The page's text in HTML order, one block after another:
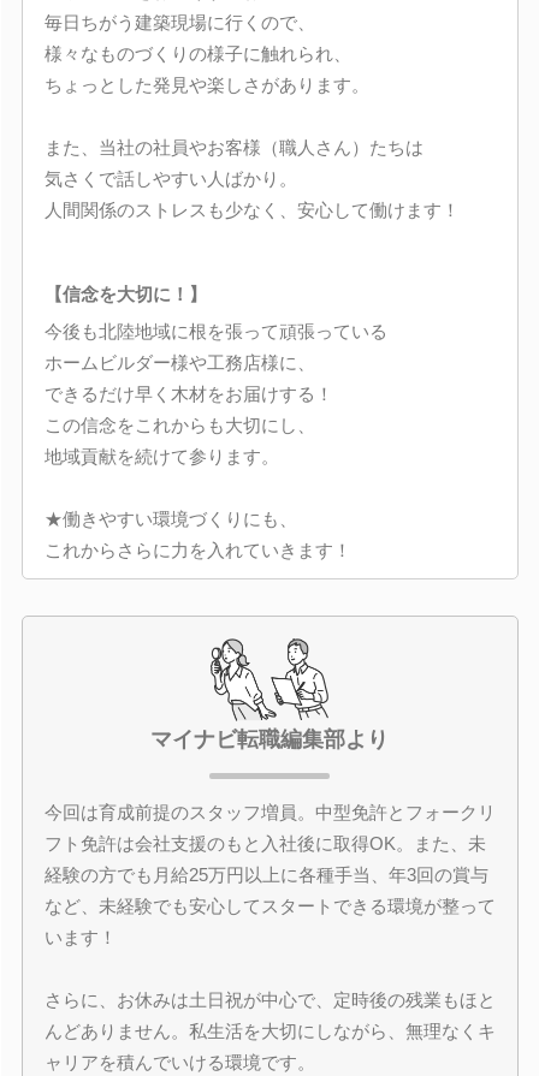
毎日ちがう建築現場に行くので、
様々なものづくりの様子に触れられ、
ちょっとした発見や楽しさがあります。
また、当社の社員やお客様（職人さん）たちは
気さくで話しやすい人ばかり。
人間関係のストレスも少なく、安心して働けます！
【信念を大切に！】
今後も北陸地域に根を張って頑張っている
ホームビルダー様や工務店様に、
できるだけ早く木材をお届けする！
この信念をこれからも大切にし、
地域貢献を続けて参ります。
★働きやすい環境づくりにも、
これからさらに力を入れていきます！
マイナビ転職編集部より
今回は育成前提のスタッフ増員。中型免許とフォークリ
フト免許は会社支援のもと入社後に取得OK。また、未
経験の方でも月給25万円以上に各種手当、年3回の賞与
など、未経験でも安心してスタートできる環境が整って
います！
さらに、お休みは土日祝が中心で、定時後の残業もほと
んどありません。私生活を大切にしながら、無理なくキ
ャリアを積んでいける環境です。